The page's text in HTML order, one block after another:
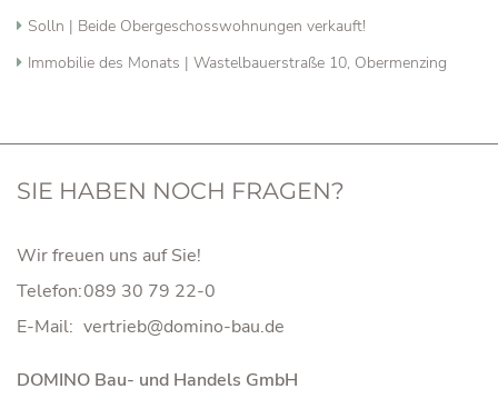
Solln | Beide Obergeschosswohnungen verkauft!
Immobilie des Monats | Wastelbauerstraße 10, Obermenzing
SIE HABEN NOCH FRAGEN?
Wir freuen uns auf Sie!
Telefon:089 30 79 22-0
E-Mail:
DOMINO Bau- und Handels GmbH